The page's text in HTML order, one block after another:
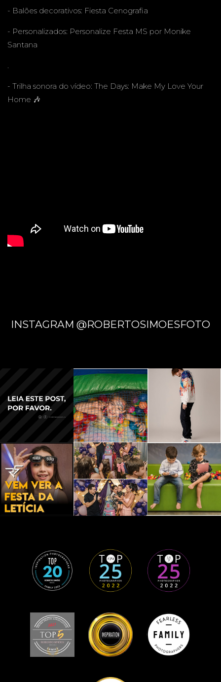
- Balões decorativos: Fiesta Cenografia
- Personalizados: Personalize Festa MS por Monike
Santana
.
- Trilha sonora do vídeo: The Days: Make My Love Your
Home 🎶
INSTAGRAM @ROBERTOSIMOESFOTO